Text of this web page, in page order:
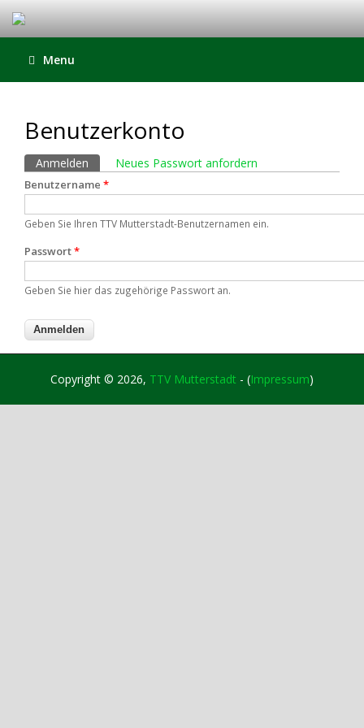
Menu
Benutzerkonto
Haupt-Reiter
Anmelden (aktiver Reiter)
Neues Passwort anfordern
Benutzername *
Geben Sie Ihren TTV Mutterstadt-Benutzernamen ein.
Passwort*
Geben Sie hier das zugehörige Passwort an.
Copyright © 2026, TTV Mutterstadt - (Impressum)